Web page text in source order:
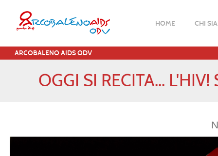
HOME CHI
ARCOBALENO AIDS ODV
OGGI SI RECITA...